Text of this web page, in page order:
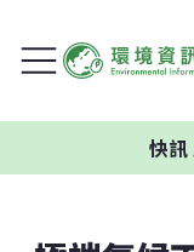
快訊風